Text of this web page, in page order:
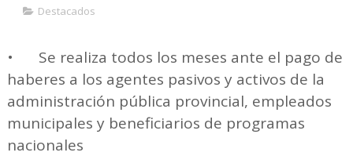
Destacados
•
Se realiza todos los meses ante el pago de
haberes a los agentes pasivos y activos de la
administración pública provincial, empleados
municipales y beneficiarios de programas
nacionales